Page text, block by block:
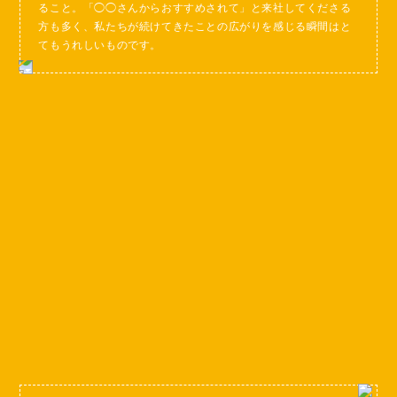
ること。「◯◯さんからおすすめされて」と来社してくださる
方も多く、私たちが続けてきたことの広がりを感じる瞬間はと
てもうれしいものです。